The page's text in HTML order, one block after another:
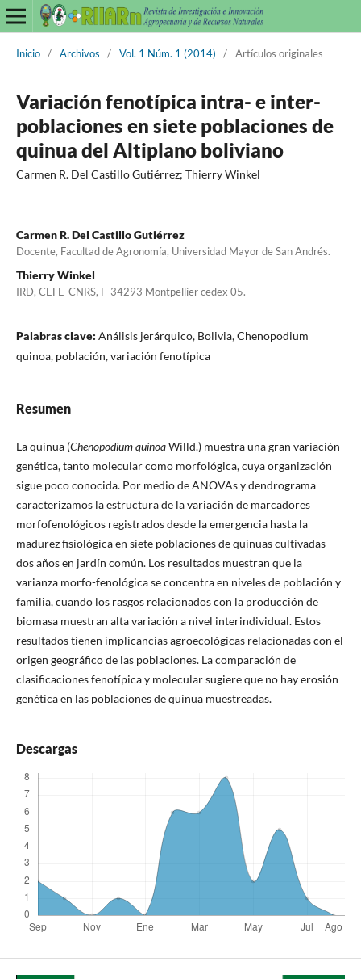
Inicio / Archivos / Vol. 1 Núm. 1 (2014) / Artículos originales
Variación fenotípica intra- e inter-
poblaciones en siete poblaciones de
quinua del Altiplano boliviano
Carmen R. Del Castillo Gutiérrez; Thierry Winkel
Carmen R. Del Castillo Gutiérrez
Docente, Facultad de Agronomía, Universidad Mayor de San Andrés.
Thierry Winkel
IRD, CEFE-CNRS, F-34293 Montpellier cedex 05.
Palabras clave: Análisis jerárquico, Bolivia, Chenopodium
quinoa, población, variación fenotípica
Resumen
La quinua (Chenopodium quinoaWilld.) muestra una gran variación
genética, tanto molecular como morfológica, cuya organización
sigue poco conocida. Por medio de ANOVAs y dendrograma
caracterizamos la estructura de la variación de marcadores
morfofenológicos registrados desde la emergencia hasta la
madurez fisiológica en siete poblaciones de quinuas cultivadas
dos años en jardín común. Los resultados muestran que la
varianza morfo-fenológica se concentra en niveles de población y
familia, cuando los rasgos relacionados con la producción de
biomasa muestran alta variación a nivel interindividual. Estos
resultados tienen implicancias agroecológicas relacionadas con el
origen geográfico de las poblaciones. La comparación de
clasificaciones fenotípica y molecular sugiere que no hay erosión
genética en las poblaciones de quinua muestreadas.
Descargas